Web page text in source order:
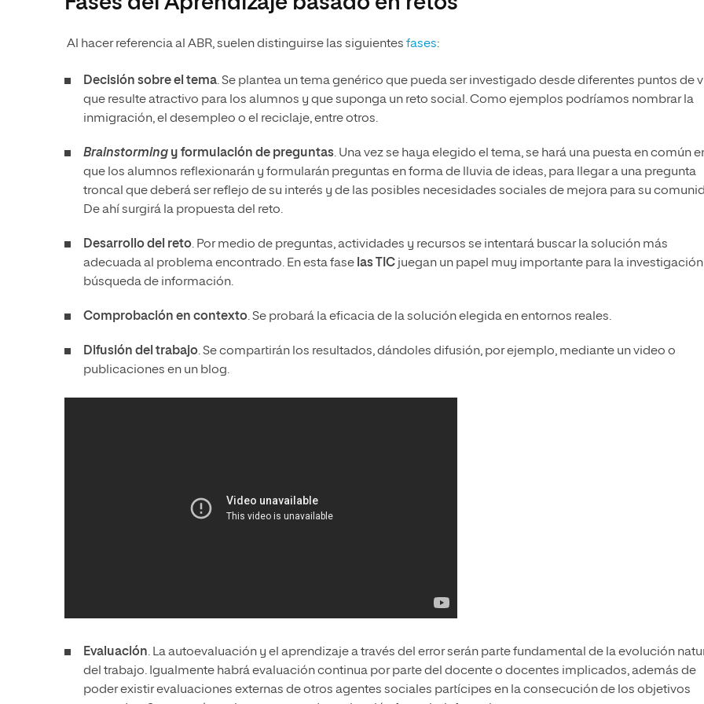
Al hacer referencia al ABR, suelen distinguirse las siguientes fases:
Decisión sobre el tema. Se plantea un tema genérico que pueda ser investigado desde diferentes puntos de
que resulte atractivo para los alumnos y que suponga un reto social. Como ejemplos podríamos nombrar la
inmigración, el desempleo o el reciclaje, entre otros.
Brainstorming y formulación de preguntas. Una vez se haya elegido el tema, se hará una puesta en común
que los alumnos reflexionarán y formularán preguntas en forma de lluvia de ideas, para llegar a una pregunta
troncal que deberá ser reflejo de su interés y de las posibles necesidades sociales de mejora para su
De ahí surgirá la propuesta del reto.
Desarrollo del reto. Por medio de preguntas, actividades y recursos se intentará buscar la solución más
adecuada al problema encontrado. En esta fase las TIC juegan un papel muy importante para la
búsqueda de información.
Comprobación en contexto. Se probará la eficacia de la solución elegida en entornos reales.
Difusión del trabajo. Se compartirán los resultados, dándoles difusión, por ejemplo, mediante un video o
publicaciones en un blog.
Evaluación. La autoevaluación y el aprendizaje a través del error serán parte fundamental de la evolución
del trabajo. Igualmente habrá evaluación continua por parte del docente o docentes implicados, además de
poder existir evaluaciones externas de otros agentes sociales partícipes en la consecución de los objetivos